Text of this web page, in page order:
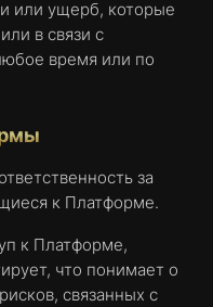
или ущерб, которые
в связи с
время или по
за
к Платформе.
к Платформе,
что понимает о
связанных с
запоминая
Услуг и
на использование
могут
типы файлов